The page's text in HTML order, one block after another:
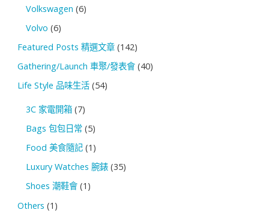
Volkswagen (6)
Volvo (6)
Featured Posts 精選文章(142)
Gathering/Launch 車聚/發表會(40)
Life Style 品味生活(54)
3C 家電開箱 (7)
Bags 包包日常 (5)
Food 美食隨記 (1)
Luxury Watches 腕錶 (35)
Shoes 潮鞋會 (1)
Others (1)